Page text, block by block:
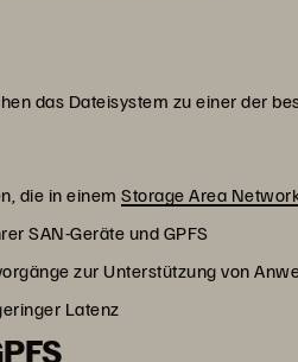
das Dateisystem zu einer der
die in einemStorage Area
SAN-Geräte und GPFS
zur Unterstützung von
Latenz